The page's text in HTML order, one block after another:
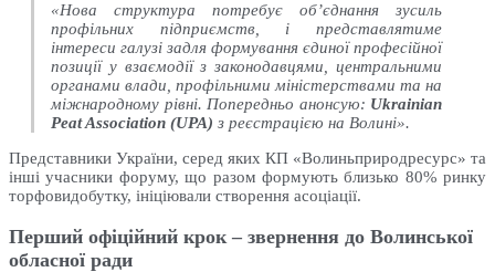
«Нова структура потребує об’єднання зусиль
профільних підприємств, і представлятиме
інтереси галузі задля формування єдиної професійної
позиції у взаємодії з законодавцями, центральними
органами влади, профільними міністерствами та на
міжнародному рівні. Попередньо анонсую: Ukrainian
Peat Association (UPA) з реєстрацією на Волині».
Представники України, серед яких КП «Волиньприродресурс» та
інші учасники форуму, що разом формують близько 80% ринку
торфовидобутку, ініціювали створення асоціації.
Перший офіційний крок – звернення до Волинської
обласної ради